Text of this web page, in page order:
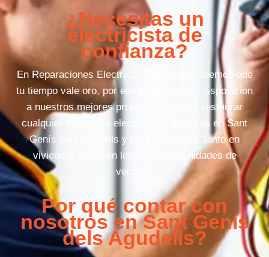
¿Necesitas un
electricista de
confianza?
En Reparaciones Electricas Barcelona sabemos que
tu tiempo vale oro, por ello ponemos a tu disposicion
a nuestros mejores profesionales para restaurar
cualquier incidencia electrica sin demoras en Sant
Genís dels Agudells y toda Barcelona, tanto en
viviendas como en locales o comunidades de
vecinos.
Por qué contar con
nosotros en Sant Genís
dels Agudells?